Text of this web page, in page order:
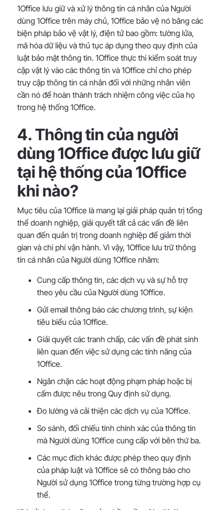
1Office lưu giữ và xử lý thông tin cá nhân của Người
dùng 1Office trên máy chủ, 1Office bảo vệ nó bằng các
biện pháp bảo vệ vật lý, điện tử bao gồm: tường lửa,
mã hóa dữ liệu và thủ tục áp dụng theo quy định của
luật bảo mật thông tin. 1Office thực thi kiểm soát truy
cập vật lý vào các thông tin và 1Office chỉ cho phép
truy cập thông tin cá nhân đối với những nhân viên
cần nó để hoàn thành trách nhiệm công việc của họ
trong hệ thống 1Office.
4. Thông tin của người
dùng 1Office được lưu giữ
tại hệ thống của 1Office
khi nào?
Mục tiêu của 1Office là mang lại giải pháp quản trị tổng
thể doanh nghiệp, giải quyết tất cả các vấn đề liên
quan đến quản trị trong doanh nghiệp để giảm thời
gian và chi phí vận hành. Vì vậy, 1Office lưu trữ thông
tin cá nhân của Người dùng 1Office nhằm:
Cung cấp thông tin, các dịch vụ và sự hỗ trợ
theo yêu cầu của Người dùng 1Office.
Gửi email thông báo các chương trình, sự kiện
tiêu biểu của 1Office.
Giải quyết các tranh chấp, các vấn đề phát sinh
liên quan đến việc sử dụng các tính năng của
1Office.
Ngăn chặn các hoạt động phạm pháp hoặc bị
cấm được nêu trong Quy định sử dụng.
Đo lường và cải thiện các dịch vụ của 1Office.
So sánh, đối chiếu tính chính xác của thông tin
mà Người dùng 1Office cung cấp với bên thứ ba.
Các mục đích khác được phép theo quy định
của pháp luật và 1Office sẽ có thông báo cho
Người sử dụng 1Office trong từng trường hợp cụ
thể.